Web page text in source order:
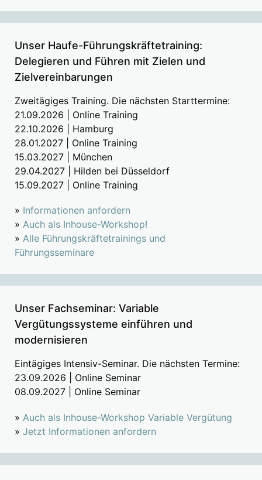
Unser Haufe-Führungskräftetraining:
Delegieren und Führen mit Zielen und
Zielvereinbarungen
Zweitägiges Training. Die nächsten Starttermine:
21.09.2026 | Online Training
22.10.2026 | Hamburg
28.01.2027 | Online Training
15.03.2027 | München
29.04.2027 | Hilden bei Düsseldorf
15.09.2027 | Online Training
» Informationen anfordern
» Auch als Inhouse-Workshop!
» Alle Führungskräftetrainings und
Führungsseminare
Unser Fachseminar: Variable
Vergütungssysteme einführen und
modernisieren
Eintägiges Intensiv-Seminar. Die nächsten Termine:
23.09.2026 | Online Seminar
08.09.2027 | Online Seminar
» Auch als Inhouse-Workshop Variable Vergütung
» Jetzt Informationen anfordern